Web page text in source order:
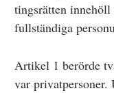
tingsrätten innehöll
fullständiga
Artikel 1 berörde
var privatpersoner.